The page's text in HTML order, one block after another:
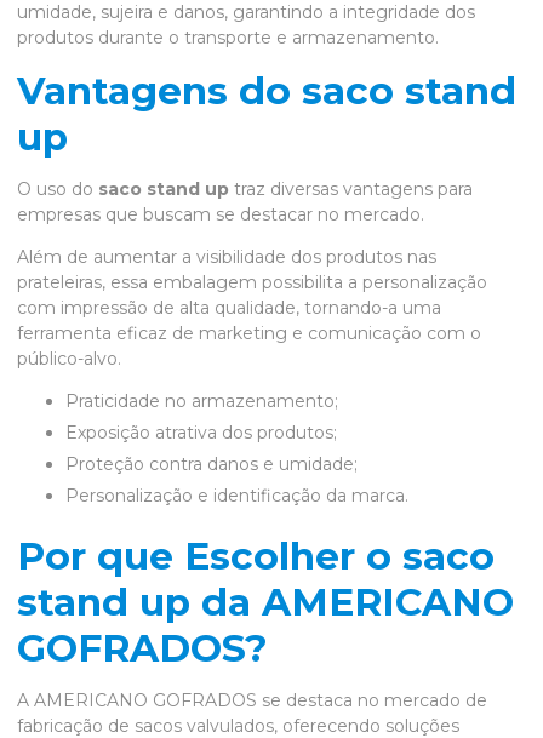
umidade, sujeira e danos, garantindo a integridade dos
produtos durante o transporte e armazenamento.
Vantagens do saco stand
up
O uso do saco stand up traz diversas vantagens para
empresas que buscam se destacar no mercado.
Além de aumentar a visibilidade dos produtos nas
prateleiras, essa embalagem possibilita a personalização
com impressão de alta qualidade, tornando-a uma
ferramenta eficaz de marketing e comunicação com o
público-alvo.
Praticidade no armazenamento;
Exposição atrativa dos produtos;
Proteção contra danos e umidade;
Personalização e identificação da marca.
Por que Escolher o saco
stand up da AMERICANO
GOFRADOS?
A AMERICANO GOFRADOS se destaca no mercado de
fabricação de sacos valvulados, oferecendo soluções